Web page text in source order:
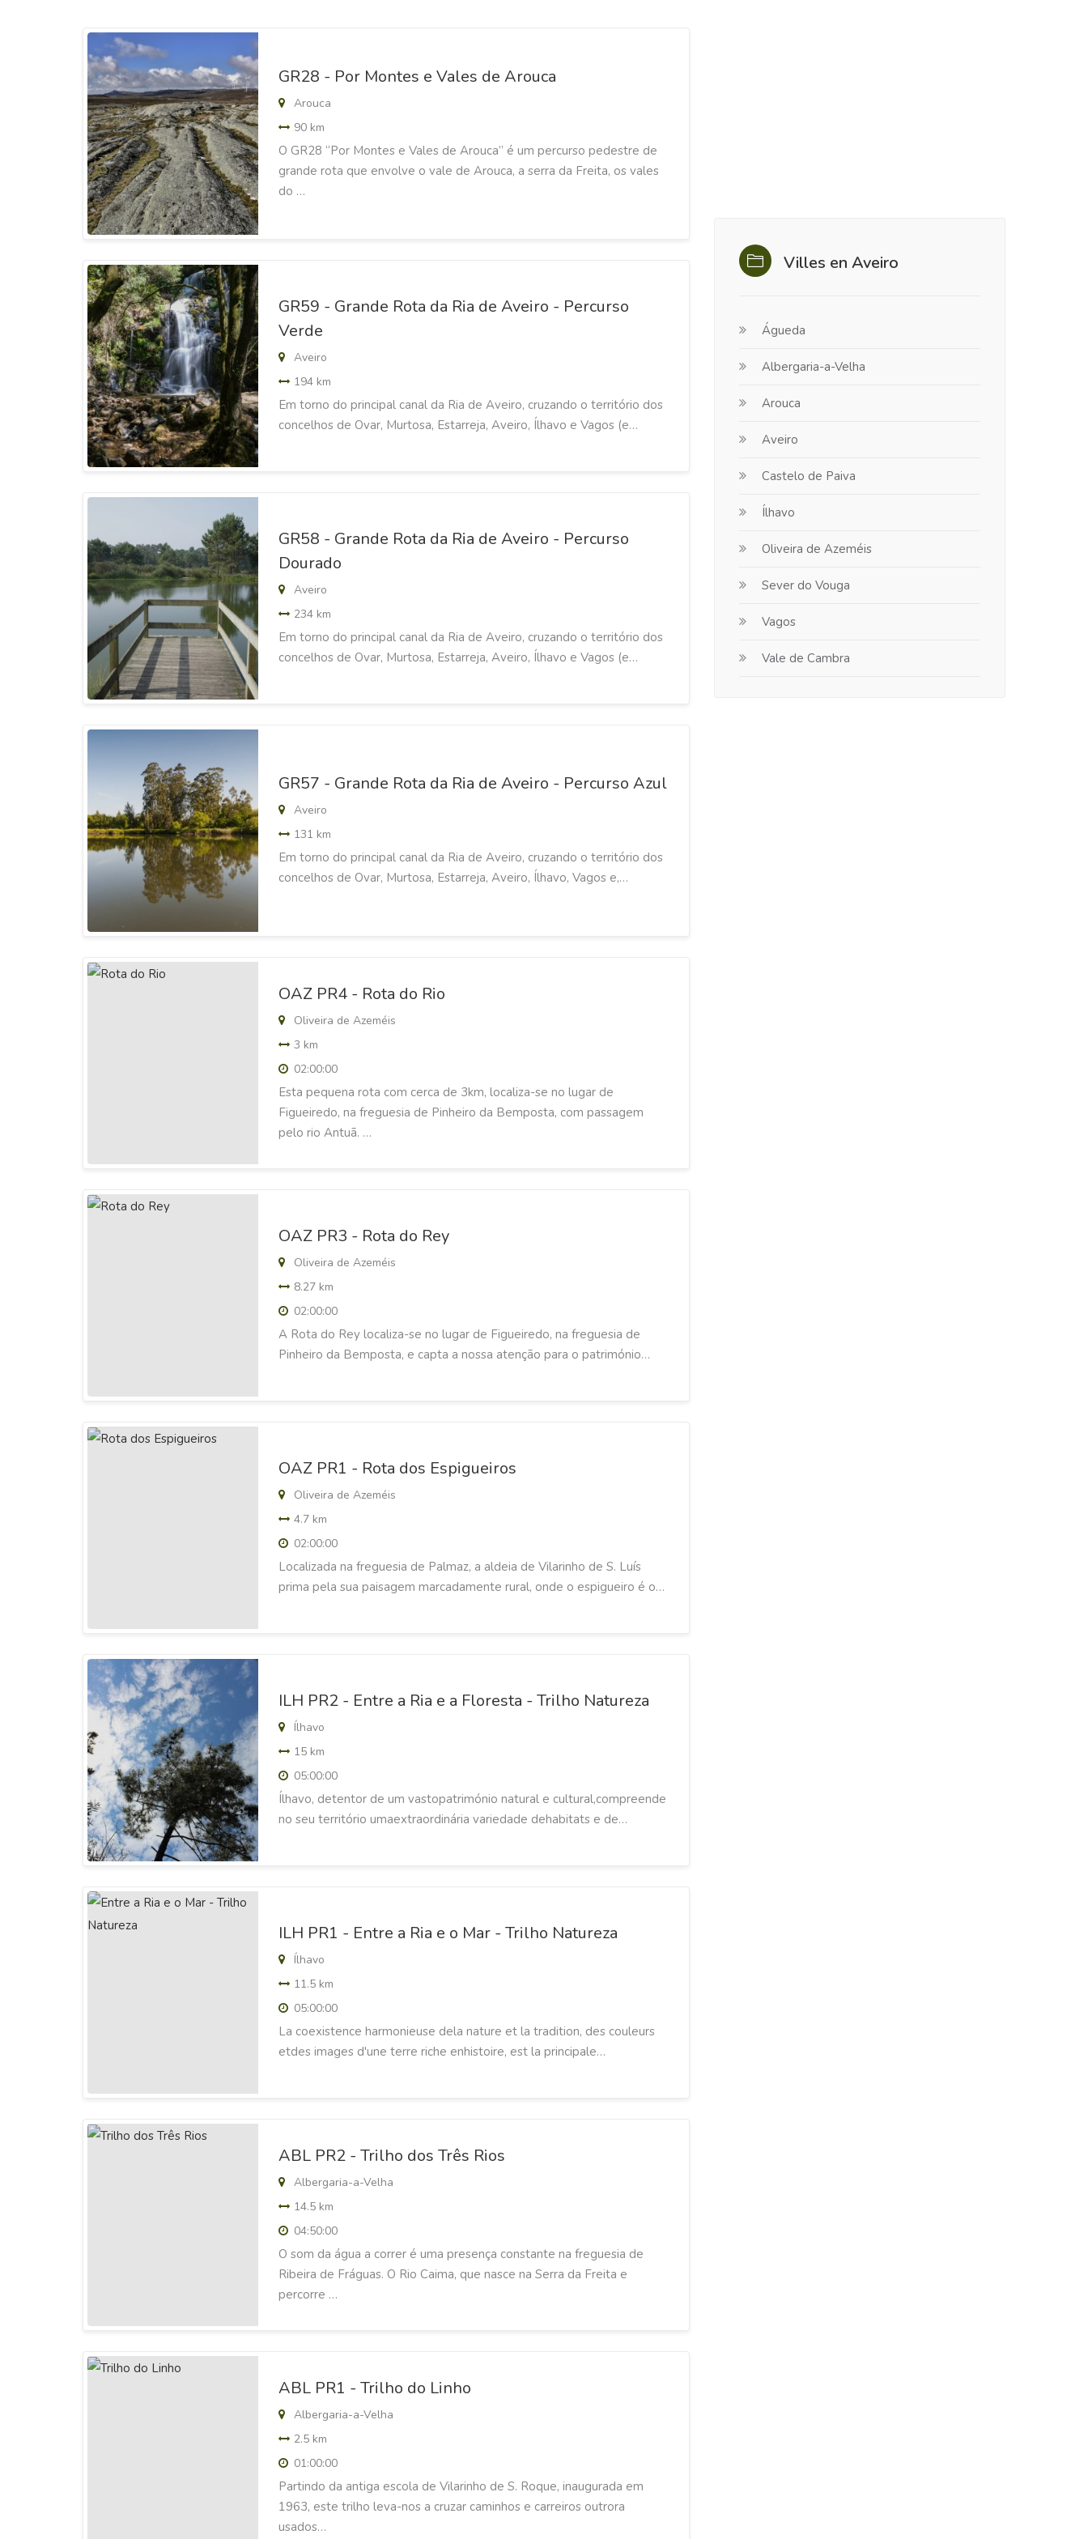
GR28 - Por Montes e Vales de Arouca
Arouca
90 km
O GR28 “Por Montes e Vales de Arouca” é um percurso pedestre de
grande rota que envolve o vale de Arouca, a serra da Freita, os vales
do …
GR59 - Grande Rota da Ria de Aveiro - Percurso
Verde
Aveiro
194 km
Em torno do principal canal da Ria de Aveiro, cruzando o território dos
concelhos de Ovar, Murtosa, Estarreja, Aveiro, Ílhavo e Vagos (e…
GR58 - Grande Rota da Ria de Aveiro - Percurso
Dourado
Aveiro
234 km
Em torno do principal canal da Ria de Aveiro, cruzando o território dos
concelhos de Ovar, Murtosa, Estarreja, Aveiro, Ílhavo e Vagos (e…
GR57 - Grande Rota da Ria de Aveiro - Percurso Azul
Aveiro
131 km
Em torno do principal canal da Ria de Aveiro, cruzando o território dos
concelhos de Ovar, Murtosa, Estarreja, Aveiro, Ílhavo, Vagos e,…
OAZ PR4 - Rota do Rio
Oliveira de Azeméis
3 km
02:00:00
Esta pequena rota com cerca de 3km, localiza-se no lugar de
Figueiredo, na freguesia de Pinheiro da Bemposta, com passagem
pelo rio Antuã. …
OAZ PR3 - Rota do Rey
Oliveira de Azeméis
8.27 km
02:00:00
A Rota do Rey localiza-se no lugar de Figueiredo, na freguesia de
Pinheiro da Bemposta, e capta a nossa atenção para o património…
OAZ PR1 - Rota dos Espigueiros
Oliveira de Azeméis
4.7 km
02:00:00
Localizada na freguesia de Palmaz, a aldeia de Vilarinho de S. Luís
prima pela sua paisagem marcadamente rural, onde o espigueiro é o…
ILH PR2 - Entre a Ria e a Floresta - Trilho Natureza
Ílhavo
15 km
05:00:00
Ílhavo, detentor de um vastopatrimónio natural e cultural,compreende
no seu território umaextraordinária variedade dehabitats e de…
ILH PR1 - Entre a Ria e o Mar - Trilho Natureza
Ílhavo
11.5 km
05:00:00
La coexistence harmonieuse dela nature et la tradition, des couleurs
etdes images d'une terre riche enhistoire, est la principale…
ABL PR2 - Trilho dos Três Rios
Albergaria-a-Velha
14.5 km
04:50:00
O som da água a correr é uma presença constante na freguesia de
Ribeira de Fráguas. O Rio Caima, que nasce na Serra da Freita e
percorre …
ABL PR1 - Trilho do Linho
Albergaria-a-Velha
2.5 km
01:00:00
Partindo da antiga escola de Vilarinho de S. Roque, inaugurada em
1963, este trilho leva-nos a cruzar caminhos e carreiros outrora
usados…
Villes en Aveiro
Águeda
Albergaria-a-Velha
Arouca
Aveiro
Castelo de Paiva
Ílhavo
Oliveira de Azeméis
Sever do Vouga
Vagos
Vale de Cambra